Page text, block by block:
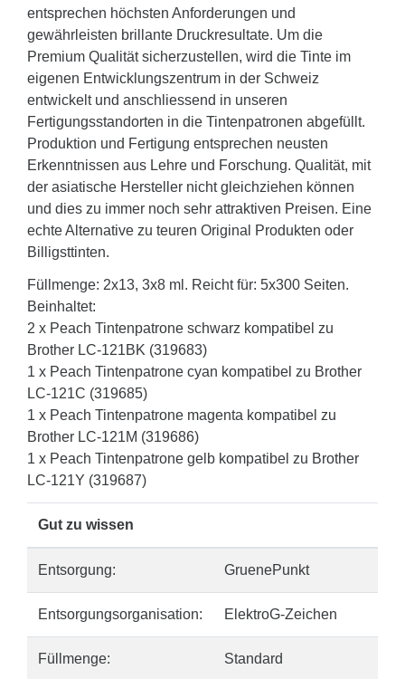
entsprechen höchsten Anforderungen und
gewährleisten brillante Druckresultate. Um die
Premium Qualität sicherzustellen, wird die Tinte im
eigenen Entwicklungszentrum in der Schweiz
entwickelt und anschliessend in unseren
Fertigungsstandorten in die Tintenpatronen abgefüllt.
Produktion und Fertigung entsprechen neusten
Erkenntnissen aus Lehre und Forschung. Qualität, mit
der asiatische Hersteller nicht gleichziehen können
und dies zu immer noch sehr attraktiven Preisen. Eine
echte Alternative zu teuren Original Produkten oder
Billigsttinten.
Füllmenge: 2x13, 3x8 ml. Reicht für: 5x300 Seiten.
Beinhaltet:
2 x Peach Tintenpatrone schwarz kompatibel zu
Brother LC-121BK (319683)
1 x Peach Tintenpatrone cyan kompatibel zu Brother
LC-121C (319685)
1 x Peach Tintenpatrone magenta kompatibel zu
Brother LC-121M (319686)
1 x Peach Tintenpatrone gelb kompatibel zu Brother
LC-121Y (319687)
Gut zu wissen
Entsorgung: GruenePunkt
Entsorgungsorganisation: ElektroG-Zeichen
Füllmenge: Standard